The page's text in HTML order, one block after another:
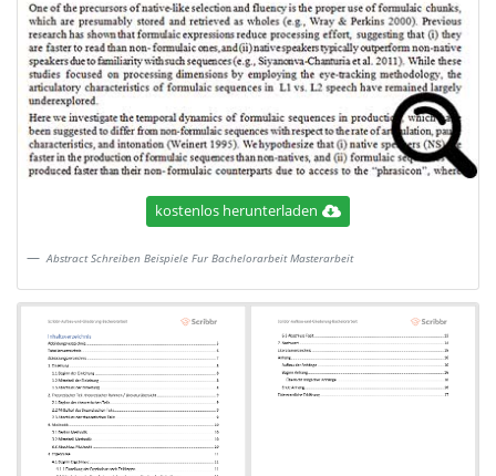
kostenlos herunterladen
Abstract Schreiben Beispiele Fur Bachelorarbeit Masterarbeit